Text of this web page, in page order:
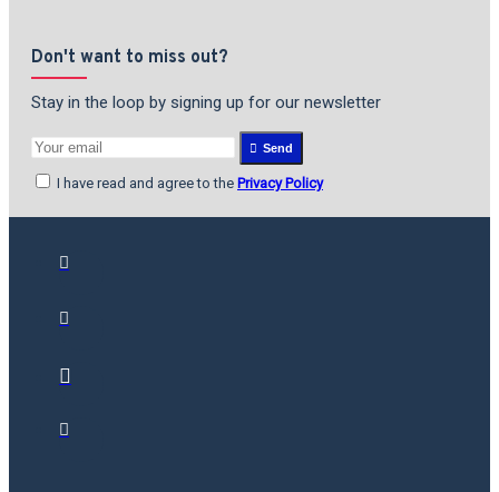
Don't want to miss out?
Stay in the loop by signing up for our newsletter
Send
I have read and agree to the Privacy Policy